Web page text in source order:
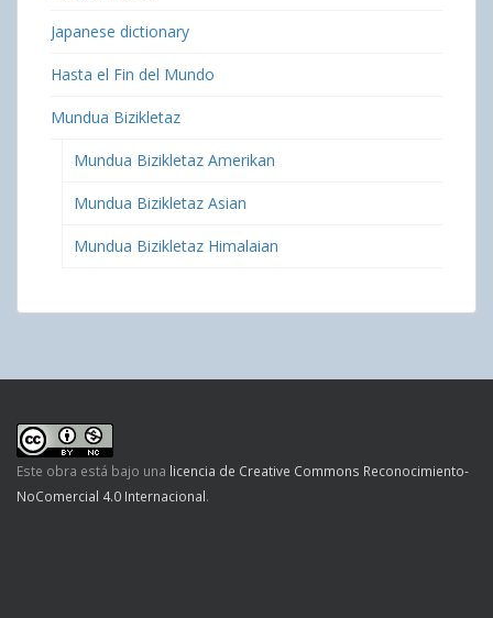
Japanese dictionary
Hasta el Fin del Mundo
Mundua Bizikletaz
Mundua Bizikletaz Amerikan
Mundua Bizikletaz Asian
Mundua Bizikletaz Himalaian
Este obra está bajo una licencia de Creative Commons Reconocimiento-
NoComercial 4.0 Internacional.